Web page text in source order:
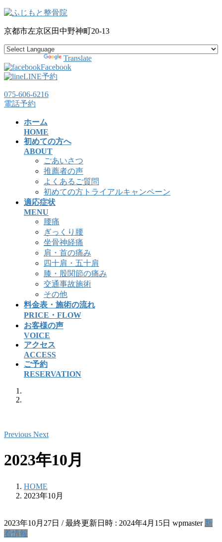
コ
テ
ン
ツ
へ
ス
ッ
プ
ナ
ゲ
ー
シ
ョ
ン
移
動
京都市左京区田中野神町20-13
Translate
Facebook
LINE予約
075-606-6216
電話予約
ホーム
HOME
初めての方へ
ABOUT
ごあいさつ
推薦者の声
よくあるご質問
初めての方トライアルキャンペーン
適応症状
MENU
腰痛
ぎっくり腰
坐骨神経痛
肩・首の痛み
四十肩・五十肩
膝・股関節の痛み
交通事故施術
その他
料金表・施術の流れ
PRICE・FLOW
お客様の声
VOICE
アクセス
ACCESS
ご予約
RESERVATION
Previous Next
2023年10月
HOME
2023年10月
2023年10月27日 / 最終更新日時 : 2024年4月15日 wpmaster 新
着情報